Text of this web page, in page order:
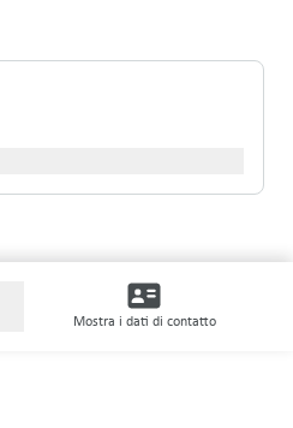
Mostra i dati di contatto